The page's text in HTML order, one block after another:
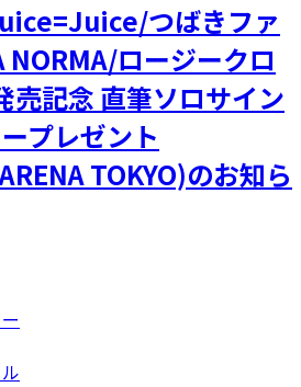
つばきファ
NORMA/ロージークロ
売記念 直筆ソロサイン
プレゼント
TOKYO)のお知ら